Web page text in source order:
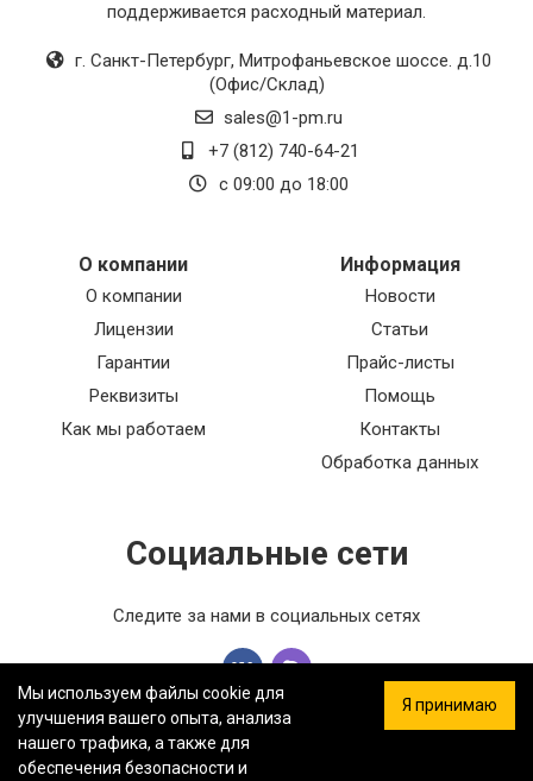
поддерживается расходный материал.
г. Санкт-Петербург, Митрофаньевское шоссе. д.10
(Офис/Склад)
sales@1-pm.ru
+7 (812) 740-64-21
с 09:00 до 18:00
О компании
О компании
Лицензии
Гарантии
Реквизиты
Как мы работаем
Информация
Новости
Статьи
Прайс-листы
Помощь
Контакты
Обработка данных
Социальные сети
Следите за нами в социальных сетях
Мы используем файлы cookie для
улучшения вашего опыта, анализа
нашего трафика, а также для
обеспечения безопасности и
Я принимаю